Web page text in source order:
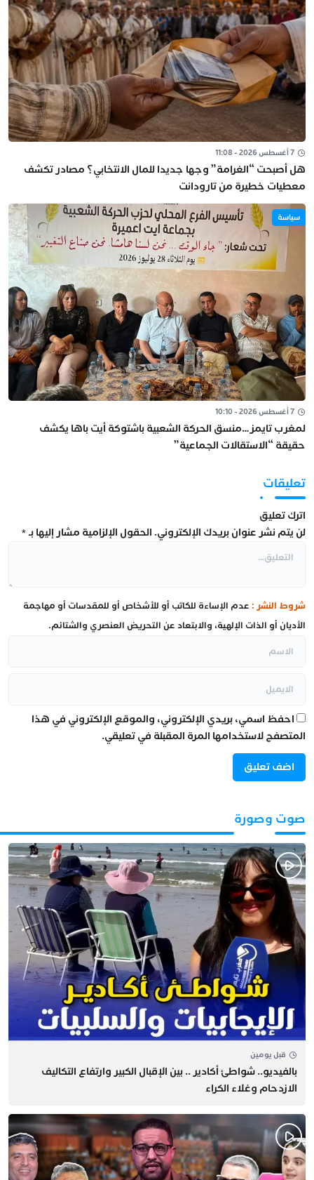
7 أغسطس 2026 - 11:08
هل أصبحت “الغرامة” وجها جديدا للمال الانتخابي؟ مصادر تكشف
معطيات خطيرة من تارودانت
سياسة
7 أغسطس 2026 - 10:10
لمغرب تايمز…منسق الحركة الشعبية باشتوكة أيت باها يكشف
حقيقة “الاستقالات الجماعية”
تعليقات
اترك تعليق
لن يتم نشر عنوان بريدك الإلكتروني. الحقول الإلزامية مشار إليها بـ*
شروط النشر : عدم الإساءة للكاتب أو للأشخاص أو للمقدسات أو مهاجمة
الأديان أو الذات الإلهية، والابتعاد عن التحريض العنصري والشتائم.
احفظ اسمي، بريدي الإلكتروني، والموقع الإلكتروني في هذا
المتصفح لاستخدامها المرة المقبلة في تعليقي.
صوت وصورة
قبل يومين
بالفيديو.. شواطئ أكادير .. بين الإقبال الكبير وارتفاع التكاليف
الازدحام وغلاء الكراء